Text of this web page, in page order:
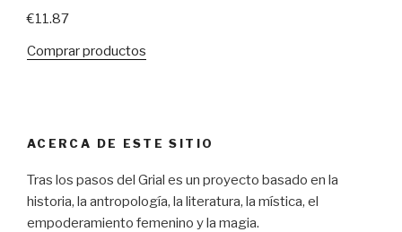
€11.87
Comprar productos
ACERCA DE ESTE SITIO
Tras los pasos del Grial es un proyecto basado en la
historia, la antropología, la literatura, la mística, el
empoderamiento femenino y la magia.